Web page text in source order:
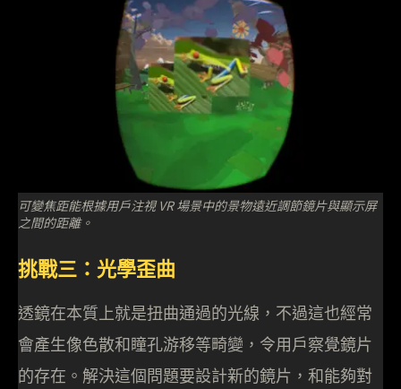
可變焦距能根據用戶注視 VR 場景中的景物遠近調節鏡片與顯示屏
之間的距離。
挑戰三：光學歪曲
透鏡在本質上就是扭曲通過的光線，不過這也經常
會產生像色散和瞳孔游移等畸變，令用戶察覺鏡片
的存在。解決這個問題要設計新的鏡片，和能夠對